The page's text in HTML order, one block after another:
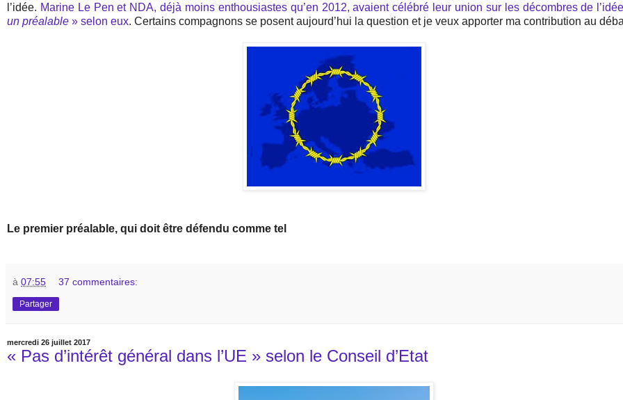
l’idée. Marine Le Pen et NDA, déjà moins enthousiastes qu’en 2012, avaient célébré leur union sur les décombres de
un préalable » selon eux. Certains compagnons se posent aujourd’hui la question et je veux apporter ma contribution au
Le premier préalable, qui doit être défendu comme tel
à 07:55 37 commentaires:
Partager
mercredi 26 juillet 2017
« Pas d’intérêt général dans l’UE » selon le Conseil d’Etat